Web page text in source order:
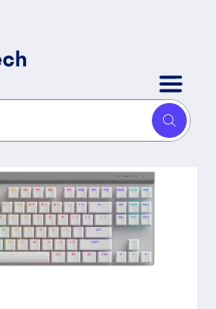
Teclado G515 920-012535
Logitech G515 LIGHTSPEED TK
-